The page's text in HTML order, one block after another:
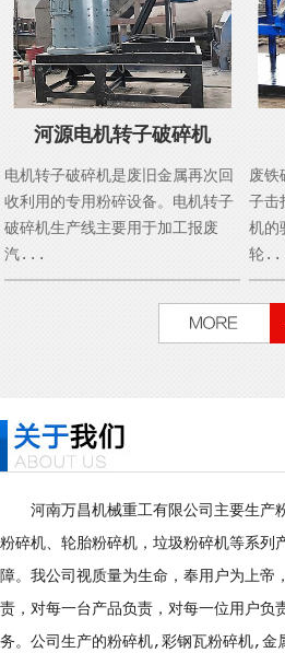
河源电机转子破碎机
电机转子破碎机是废旧金属再次回
收利用的专用粉碎设备。电机转子
破碎机生产线主要用于加工报废
汽...
废铁
子击
机的
轮
河南万昌机械重工有限公司主要生产
粉碎机、轮胎粉碎机，垃圾粉碎机等系列
障。我公司视质量为生命，奉用户为上帝
责，对每一台产品负责，对每一位用户负
务。公司生产的粉碎机,彩钢瓦粉碎机,金